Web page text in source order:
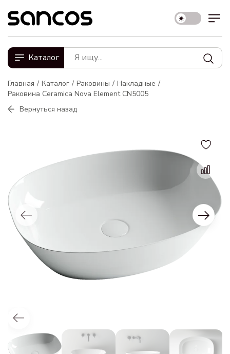
Каталог
Главная Каталог Раковины
Накладные
Раковина Ceramica Nova Element CN5005
Вернуться назад